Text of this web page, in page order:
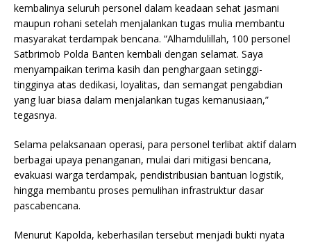
kembalinya seluruh personel dalam keadaan sehat jasmani
maupun rohani setelah menjalankan tugas mulia membantu
masyarakat terdampak bencana. “Alhamdulillah, 100 personel
Satbrimob Polda Banten kembali dengan selamat. Saya
menyampaikan terima kasih dan penghargaan setinggi-
tingginya atas dedikasi, loyalitas, dan semangat pengabdian
yang luar biasa dalam menjalankan tugas kemanusiaan,”
tegasnya.
Selama pelaksanaan operasi, para personel terlibat aktif dalam
berbagai upaya penanganan, mulai dari mitigasi bencana,
evakuasi warga terdampak, pendistribusian bantuan logistik,
hingga membantu proses pemulihan infrastruktur dasar
pascabencana.
Menurut Kapolda, keberhasilan tersebut menjadi bukti nyata